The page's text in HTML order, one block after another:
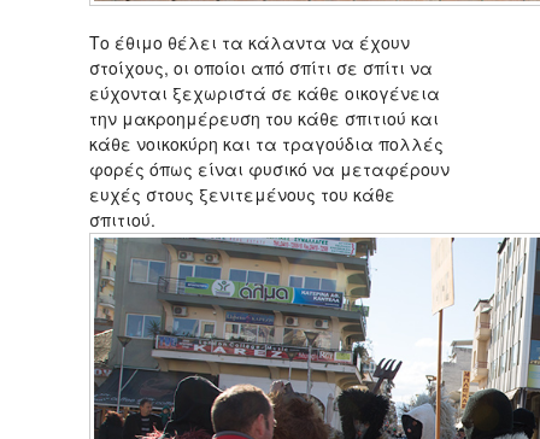
Το έθιμο θέλει τα κάλαντα να έχουν
στοίχους, οι οποίοι από σπίτι σε σπίτι να
εύχονται ξεχωριστά σε κάθε οικογένεια
την μακροημέρευση του κάθε σπιτιού και
κάθε νοικοκύρη και τα τραγούδια πολλές
φορές όπως είναι φυσικό να μεταφέρουν
ευχές στους ξενιτεμένους του κάθε
σπιτιού.